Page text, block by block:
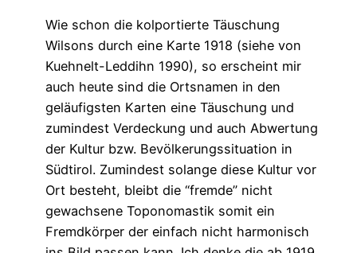
Wie schon die kolportierte Täuschung
Wilsons durch eine Karte 1918 (siehe von
Kuehnelt-Leddihn 1990), so erscheint mir
auch heute sind die Ortsnamen in den
geläufigsten Karten eine Täuschung und
zumindest Verdeckung und auch Abwertung
der Kultur bzw. Bevölkerungssituation in
Südtirol. Zumindest solange diese Kultur vor
Ort besteht, bleibt die “fremde” nicht
gewachsene Toponomastik somit ein
Fremdkörper der einfach nicht harmonisch